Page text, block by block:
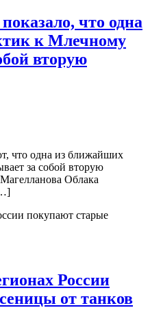
что одна
к Млечному
вторую
что одна из ближайших
за собой вторую
Облака
России
от танков